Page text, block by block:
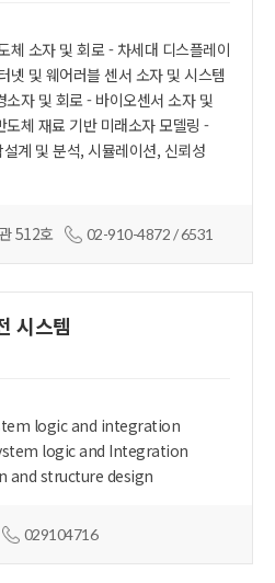
체 소자 및 회로 - 차세대 디스플레이
넷 및 웨어러블 센서 소자 및 시스템
자 및 회로 - 바이오센서 소자 및
체 재료 기반 미래소자 모델링 -
계 및 분석, 시뮬레이션, 신뢰성
512호 02-910-4872 / 6531
시스템
logic and integration
logic and Integration
and structure design
029104716